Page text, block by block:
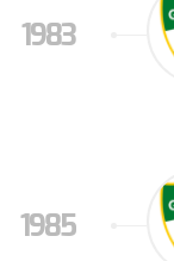
1983
1985